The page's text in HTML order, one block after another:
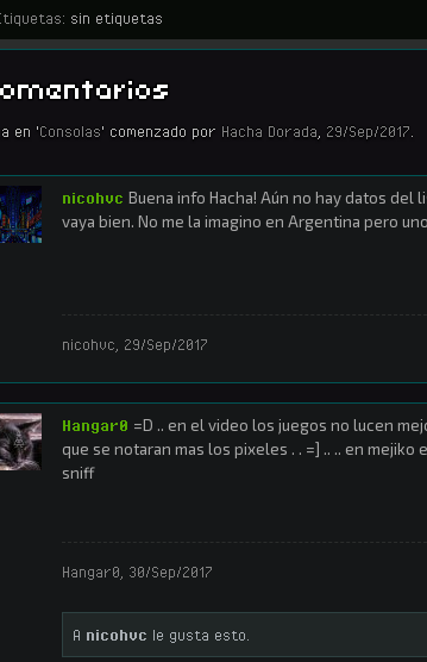
sin etiquetas
en 'Consolas' comenzado por Hacha Dorada 29/Sep/2017
nicohvc Buena info Hacha! Aún no hay datos del
vaya bien. No me la imagino en Argentina pero
nicohvc 29/Sep/2017
Hangar0 =D .. en el video los juegos no lucen
que se notaran mas los pixeles . . =] .. .. en
sniff
Hangar0 30/Sep/2017
A nicohvc le gusta esto.